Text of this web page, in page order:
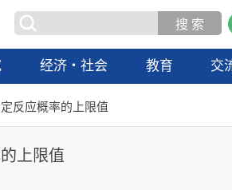
经济・社会 教育 交
反应概率的上限值
上限值